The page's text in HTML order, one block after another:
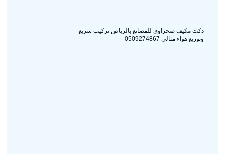
دكت مكيف صحراوي للمصانع بالرياض تركيب سريع
وتوزيع هواء مثالي 0509274867